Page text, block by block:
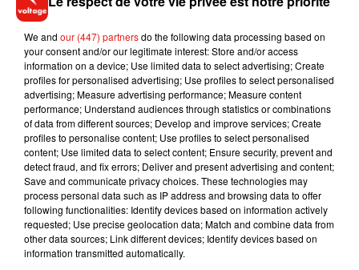
Musique
6 août 2026
Il y a 10 ans, DJ Snake changeait de
dimension avec son premier...
3 août 2026
Fred again.. et Latin Mafia dévoilent enfin
leur mixtape créée en...
We and our (447) partnersdo the following data processing based on
your consent and/or our legitimate interest: Store and/or access
information on a device; Use limited data to select advertising; Create
profiles for personalised advertising; Use profiles to select personalised
advertising; Measure advertising performance; Measure content
performance; Understand audiences through statistics or combinations
of data from different sources; Develop and improve services; Create
profiles to personalise content; Use profiles to select personalised
content; Use limited data to select content; Ensure security, prevent and
detect fraud, and fix errors; Deliver and present advertising and content;
Save and communicate privacy choices. These technologies may
process personal data such as IP address and browsing data to offer
following functionalities: Identify devices based on information actively
requested; Use precise geolocation data; Match and combine data from
other data sources; Link different devices; Identify devices based on
information transmitted automatically.